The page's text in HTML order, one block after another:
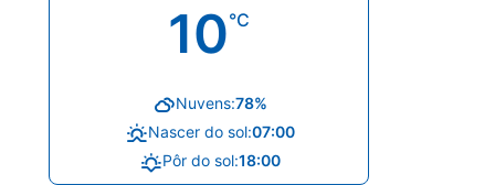
10°C
Nuvens:78%
Nascer do sol:07:00
Pôr do sol:18:00